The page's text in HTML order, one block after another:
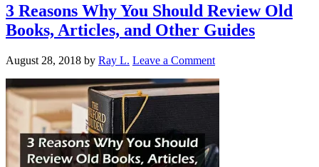
3 Reasons Why You Should Review Old
Books, Articles, and Other Guides
August 28, 2018 by Ray L. Leave a Comment